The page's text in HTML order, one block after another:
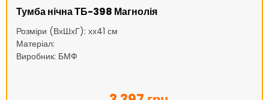
Тумба нічна ТБ-398 Магнолія
Розміри (ВхШхГ): хх41 см
Матеріал:
Виробник: БМФ